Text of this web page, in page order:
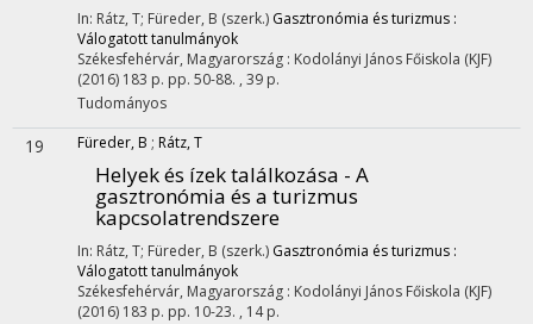
In: Rátz, T; Füreder, B (szerk.) Gasztronómia és turizmus :
Válogatott tanulmányok
Székesfehérvár, Magyarország : Kodolányi János Főiskola (KJF)
(2016) 183 p. pp. 50-88. , 39 p.
Tudományos
19 Füreder, B ; Rátz, T
Helyek és ízek találkozása - A
gasztronómia és a turizmus
kapcsolatrendszere
In: Rátz, T; Füreder, B (szerk.) Gasztronómia és turizmus :
Válogatott tanulmányok
Székesfehérvár, Magyarország : Kodolányi János Főiskola (KJF)
(2016) 183 p. pp. 10-23. , 14 p.